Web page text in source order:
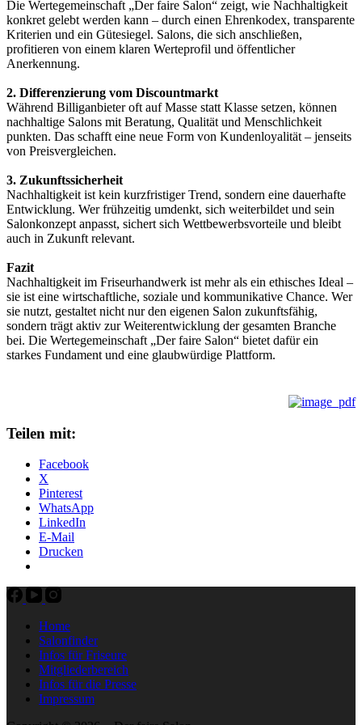
Die Wertegemeinschaft „Der faire Salon“ zeigt, wie Nachhaltigkeit
konkret gelebt werden kann – durch einen Ehrenkodex, transparente
Kriterien und ein Gütesiegel. Salons, die sich anschließen,
profitieren von einem klaren Werteprofil und öffentlicher
Anerkennung.
2. Differenzierung vom Discountmarkt
Während Billiganbieter oft auf Masse statt Klasse setzen, können
nachhaltige Salons mit Beratung, Qualität und Menschlichkeit
punkten. Das schafft eine neue Form von Kundenloyalität – jenseits
von Preisvergleichen.
3. Zukunftssicherheit
Nachhaltigkeit ist kein kurzfristiger Trend, sondern eine dauerhafte
Entwicklung. Wer frühzeitig umdenkt, sich weiterbildet und sein
Salonkonzept anpasst, sichert sich Wettbewerbsvorteile und bleibt
auch in Zukunft relevant.
Fazit
Nachhaltigkeit im Friseurhandwerk ist mehr als ein ethisches Ideal –
sie ist eine wirtschaftliche, soziale und kommunikative Chance. Wer
sie nutzt, gestaltet nicht nur den eigenen Salon zukunftsfähig,
sondern trägt aktiv zur Weiterentwicklung der gesamten Branche
bei. Die Wertegemeinschaft „Der faire Salon“ bietet dafür ein
starkes Fundament und eine glaubwürdige Plattform.
Teilen mit:
Facebook
X
Pinterest
WhatsApp
LinkedIn
E-Mail
Drucken
Home
Salonfinder
Infos für Friseure
Mitgliederbereich
Infos für die Presse
Impressum